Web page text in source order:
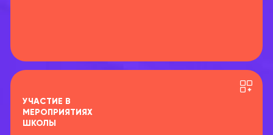
УЧАСТИЕ В
МЕРОПРИЯТИЯХ
ШКОЛЫ